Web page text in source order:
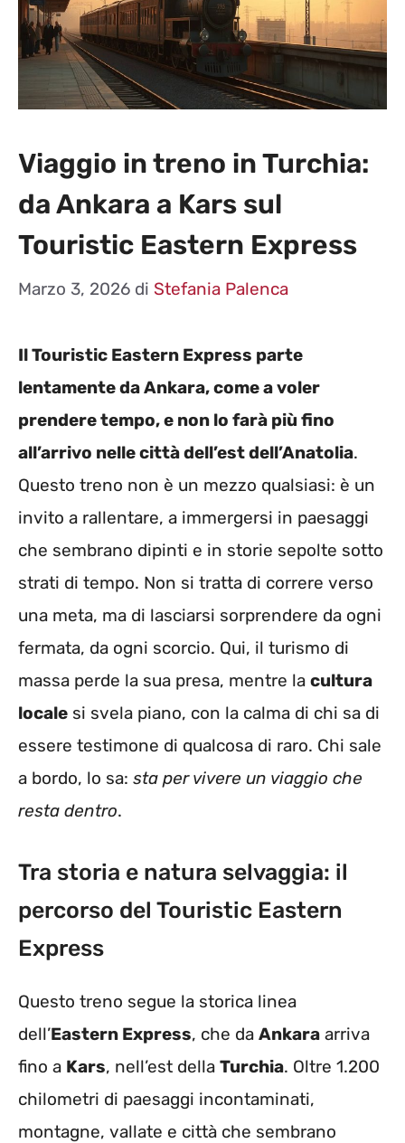
Viaggio in treno in Turchia:
da Ankara a Kars sul
Touristic Eastern Express
Marzo 3, 2026 di Stefania Palenca
Il Touristic Eastern Express parte
lentamente da Ankara, come a voler
prendere tempo, e non lo farà più fino
all’arrivo nelle città dell’est dell’Anatolia.
Questo treno non è un mezzo qualsiasi: è un
invito a rallentare, a immergersi in paesaggi
che sembrano dipinti e in storie sepolte sotto
strati di tempo. Non si tratta di correre verso
una meta, ma di lasciarsi sorprendere da ogni
fermata, da ogni scorcio. Qui, il turismo di
massa perde la sua presa, mentre la cultura
locale si svela piano, con la calma di chi sa di
essere testimone di qualcosa di raro. Chi sale
a bordo, lo sa: sta per vivere un viaggio che
resta dentro.
Tra storia e natura selvaggia: il
percorso del Touristic Eastern
Express
Questo treno segue la storica linea
dell’Eastern Express, che da Ankara arriva
fino a Kars, nell’est della Turchia. Oltre 1.200
chilometri di paesaggi incontaminati,
montagne, vallate e città che sembrano